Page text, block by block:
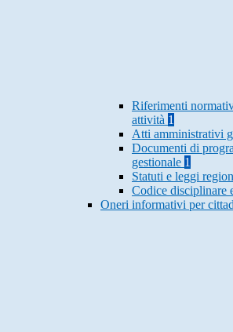
Riferimenti
attività 1
Atti amministrativi
Documenti di
gestionale 1
Statuti e leggi
Codice disciplinare
Oneri informativi per